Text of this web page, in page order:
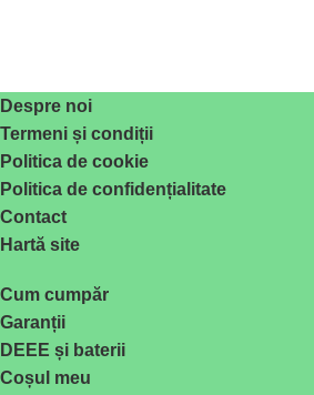
Despre noi
Termeni și condiții
Politica de cookie
Politica de confidențialitate
Contact
Hartă site
Cum cumpăr
Garanții
DEEE și baterii
Coșul meu